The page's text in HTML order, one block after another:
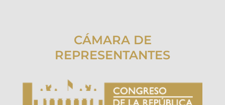
CÁMARA DE
REPRESENTANTES